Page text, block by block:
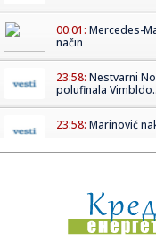
00:01: Mercedes-
način
23:58: Nestvarni
polufinala
23:58: Marinović
23:53:ZVEZDA SE
imenu ri...